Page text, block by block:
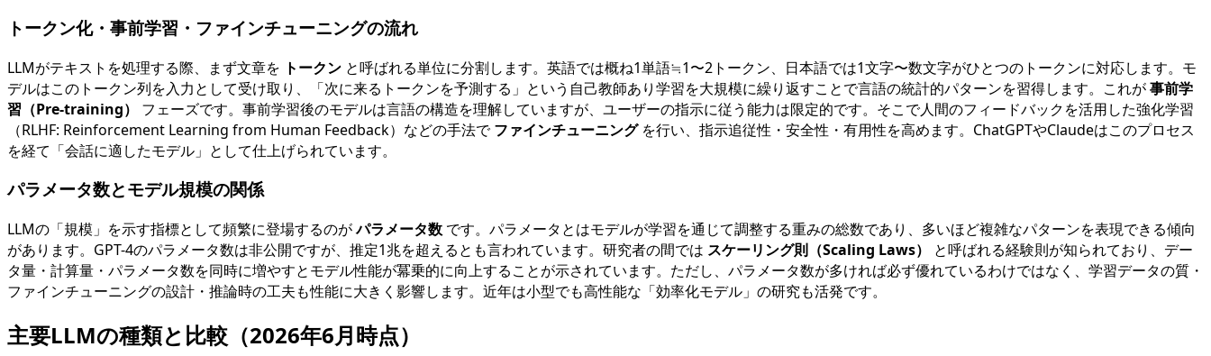
トークン化・事前学習・ファインチューニングの流れ
LLMがテキストを処理する際、まず文章を トークン と呼ばれる単位に分割します。英語では概ね1単語≒1〜2トークン、日本語では1文字〜数文字がひとつのトークンに対応します。モ
デルはこのトークン列を入力として受け取り、「次に来るトークンを予測する」という自己教師あり学習を大規模に繰り返すことで言語の統計的パターンを習得します。これが事前学
習（Pre-training）
フェーズです。事前学習後のモデルは言語の構造を理解していますが、ユーザーの指示に従う能力は限定的です。そこで人間のフィードバックを活用した強化学習
（RLHF: Reinforcement Learning from Human Feedback）などの手法でファインチューニングを行い、指示追従性・安全性・有用性を高めます。ChatGPTやClaudeはこのプロセス
を経て「会話に適したモデル」として仕上げられています。
パラメータ数とモデル規模の関係
LLMの「規模」を示す指標として頻繁に登場するのがパラメータ数 です。パラメータとはモデルが学習を通じて調整する重みの総数であり、多いほど複雑なパターンを表現できる傾向
があります。GPT-4のパラメータ数は非公開ですが、推定1兆を超えるとも言われています。研究者の間では スケーリング則（Scaling Laws）
と呼ばれる経験則が知られており、デー
タ量・計算量・パラメータ数を同時に増やすとモデル性能が冪乗的に向上することが示されています。ただし、パラメータ数が多ければ必ず優れているわけではなく、学習データの質・
ファインチューニングの設計・推論時の工夫も性能に大きく影響します。近年は小型でも高性能な「効率化モデル」の研究も活発です。
主要LLMの種類と比較（2026年6月時点）